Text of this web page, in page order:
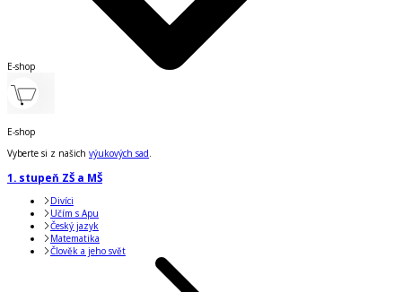
E-shop
E-shop
Vyberte si z našich výukových sad.
1. stupeň ZŠ a MŠ
Divíci
Učím s Apu
Český jazyk
Matematika
Člověk a jeho svět